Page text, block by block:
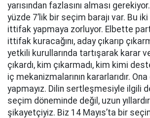
yarısından fazlasını alması
yüzde 7’lik bir seçim barajı var. Bu
ittifak yapmaya zorluyor. Elbette
ittifak kuracağını, aday çıkarıp
yetkili kurullarında tartışarak karar
çıkardı, kim çıkarmadı, kim kimi
iç mekanizmalarının kararlarıdır.
yapmayız. Dilin sertleşmesiyle ilgili
seçim döneminde değil, uzun
şikayetçiyiz. Biz 14 Mayıs’ta bir